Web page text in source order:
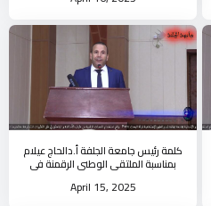
كلمة رئيس جامعة الجلفة أ.دالحاج عيلام
بمناسبة الملتقى الوطني الرقمنة في
April 15, 2025